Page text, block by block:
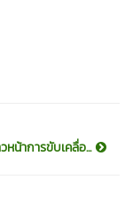
น้าการขับเคลื่อ...